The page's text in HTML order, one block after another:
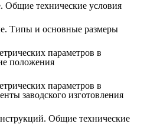
Общие технические условия
Типы и основные размеры
параметров в
положения
параметров в
заводского изготовления
Общие технические